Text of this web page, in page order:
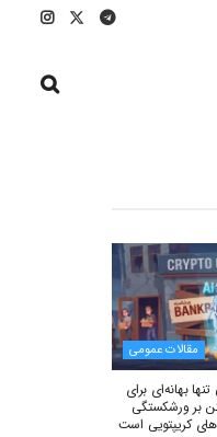
مقالات عمومی
بهانه‌ای برای
بر ورشکستگی
کریپتویی است